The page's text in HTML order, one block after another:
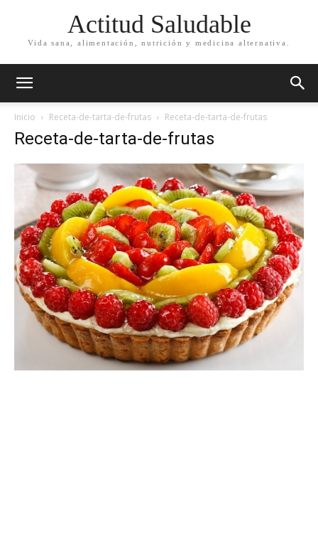
Actitud Saludable
Vida sana, alimentación, nutrición y medicina alternativa.
Inicio Receta-de-tarta-de-frutas Receta-de-tarta-de-frutas
Receta-de-tarta-de-frutas